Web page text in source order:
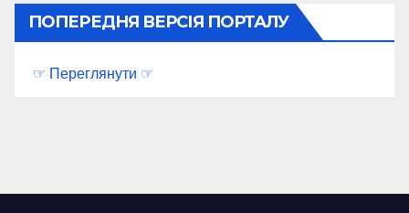
ПОПЕРЕДНЯ ВЕРСІЯ ПОРТАЛУ
☞ Переглянути ☞